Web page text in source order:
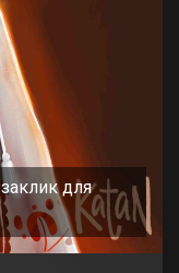
для